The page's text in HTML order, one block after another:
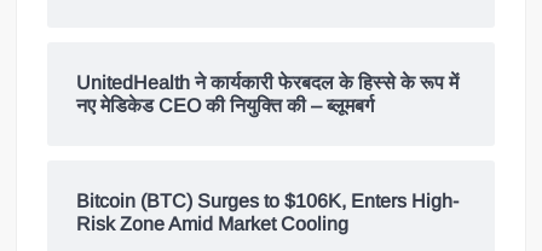
UnitedHealth ने कार्यकारी फेरबदल के हिस्से के रूप में
नए मेडिकेड CEO की नियुक्ति की – ब्लूमबर्ग
Bitcoin (BTC) Surges to $106K, Enters High-
Risk Zone Amid Market Cooling